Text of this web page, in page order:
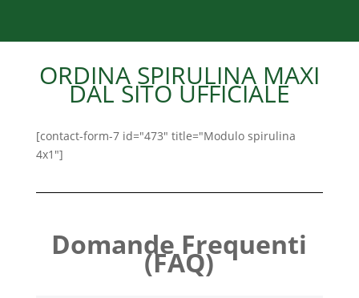
ORDINA SPIRULINA MAXI
DAL SITO UFFICIALE
[contact-form-7 id="473" title="Modulo spirulina
4x1"]
Domande Frequenti
(FAQ)